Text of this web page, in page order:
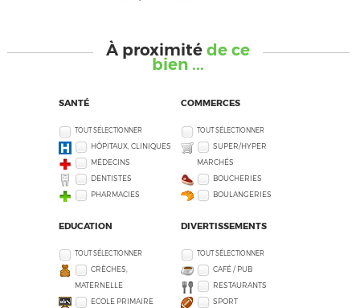
À proximitéde ce
bien ...
SANTÉ
TOUT SÉLECTIONNER
HÔPITAUX, CLINIQUES
MÉDECINS
DENTISTES
PHARMACIES
COMMERCES
TOUT SÉLECTIONNER
SUPER/HYPER
MARCHÉS
BOUCHERIES
BOULANGERIES
EDUCATION
TOUT SÉLECTIONNER
CRÈCHES,
MATERNELLE
ECOLE PRIMAIRE
DIVERTISSEMENTS
TOUT SÉLECTIONNER
CAFÉ / PUB
RESTAURANTS
SPORT